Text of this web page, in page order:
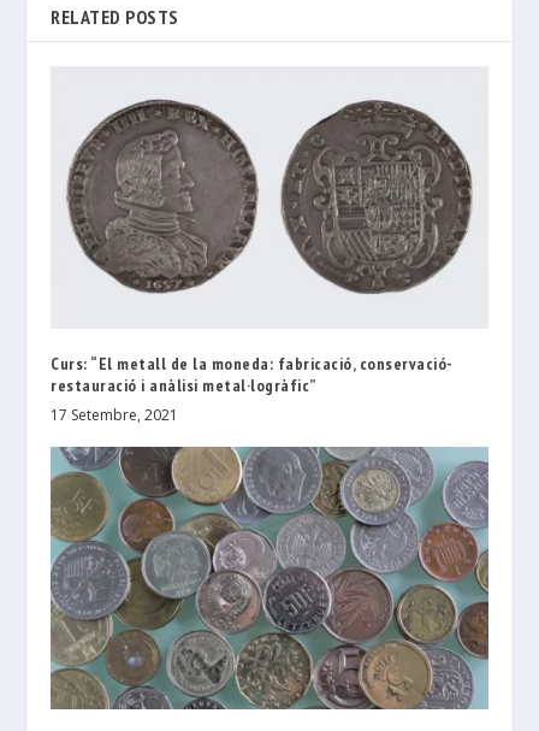
RELATED POSTS
Curs: “El metall de la moneda: fabricació, conservació-
restauració i anàlisi metal·logràfic”
17 Setembre, 2021